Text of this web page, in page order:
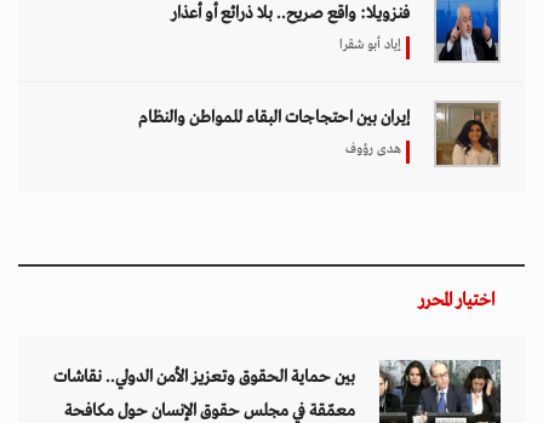
فنزويلا: واقع صريح.. بلا ذرائع أو أعذار
إياد أبو شقرا
إيران بين احتجاجات البقاء للمواطن والنظام
هدى رؤوف
اختيار المحرر
بين حماية الحقوق وتعزيز الأمن الدولي.. نقاشات
معمّقة في مجلس حقوق الإنسان حول مكافحة